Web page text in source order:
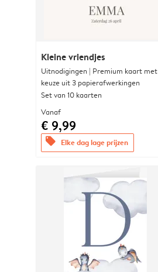
Kleine vriendjes
Uitnodigingen | Premium kaart met
keuze uit 3 papierafwerkingen
Set van 10 kaarten
Vanaf
€ 9,99
offers Elke dag lage prijzen